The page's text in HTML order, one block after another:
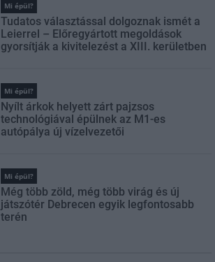
Mi épül?
Tudatos választással dolgoznak ismét a
Leierrel – Előregyártott megoldások
gyorsítják a kivitelezést a XIII. kerületben
Mi épül?
Nyílt árkok helyett zárt pajzsos
technológiával épülnek az M1-es
autópálya új vízelvezetői
Mi épül?
Még több zöld, még több virág és új
játszótér Debrecen egyik legfontosabb
terén